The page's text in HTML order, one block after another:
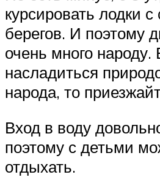
курсировать лодки с
берегов. И поэтому
очень много народу.
насладиться
народа, то
Вход в воду
поэтому с детьми
отдыхать.